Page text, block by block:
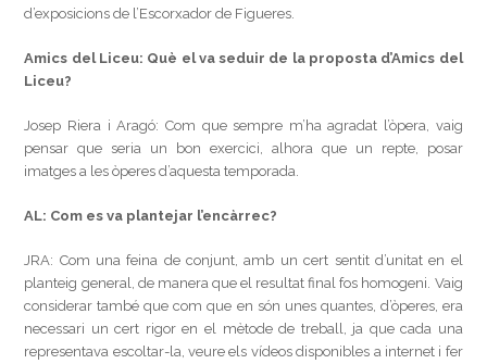
d’exposicions de l’Escorxador de Figueres.
Amics del Liceu: Què el va seduir de la proposta d’Amics del
Liceu?
Josep Riera i Aragó: Com que sempre m’ha agradat l’òpera, vaig
pensar que seria un bon exercici, alhora que un repte, posar
imatges a les òperes d’aquesta temporada.
AL: Com es va plantejar l’encàrrec?
JRA: Com una feina de conjunt, amb un cert sentit d’unitat en el
planteig general, de manera que el resultat final fos homogeni. Vaig
considerar també que com que en són unes quantes, d’òperes, era
necessari un cert rigor en el mètode de treball, ja que cada una
representava escoltar-la, veure els vídeos disponibles a internet i fer